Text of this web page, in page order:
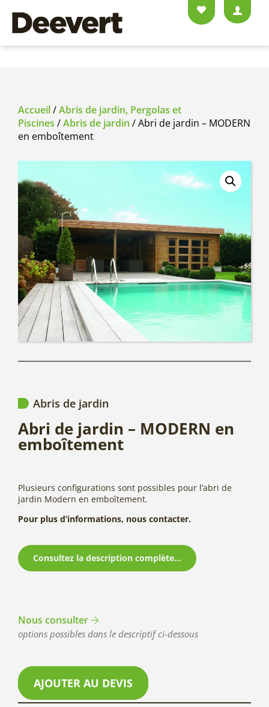
Accueil/Abris de jardin, Pergolas et
Piscines /Abris de jardin / Abri de jardin – MODERN
en emboîtement
Abris de jardin
Abri de jardin – MODERN en
emboîtement
Plusieurs configurations sont possibles pour l’abri de
jardin Modern en emboîtement.
Pour plus d’informations, nous contacter.
Consultez la description complète...
Nous consulter
options possibles dans le descriptif ci-dessous
AJOUTER AU DEVIS